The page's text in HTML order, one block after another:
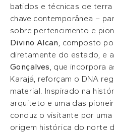
batidos e técnicas de
chave contemporânea –
sobre pertencimento e
Divino Alcan, composto
diretamente do estado, e
Gonçalves, que incorpora
Karajá, reforçam o DNA
material. Inspirado na
arquiteto e uma das
conduz o visitante por
origem histórica do norte